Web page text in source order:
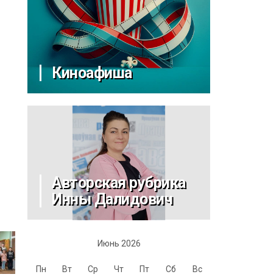
Киноафиша
Авторская рубрика
Инны Далидович
Июнь 2026
Пн Вт Ср Чт Пт Сб Вс